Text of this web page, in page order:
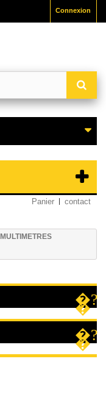
Connexion
Panier contact
MULTIMETRES